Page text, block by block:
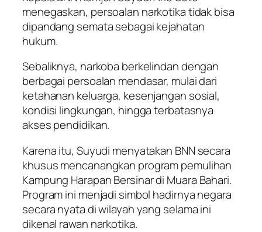
menegaskan, persoalan narkotika tidak bisa
dipandang semata sebagai kejahatan
hukum.
Sebaliknya, narkoba berkelindan dengan
berbagai persoalan mendasar, mulai dari
ketahanan keluarga, kesenjangan sosial,
kondisi lingkungan, hingga terbatasnya
akses pendidikan.
Karena itu, Suyudi menyatakan BNN secara
khusus mencanangkan program pemulihan
Kampung Harapan Bersinar di Muara Bahari.
Program ini menjadi simbol hadirnya negara
secara nyata di wilayah yang selama ini
dikenal rawan narkotika.